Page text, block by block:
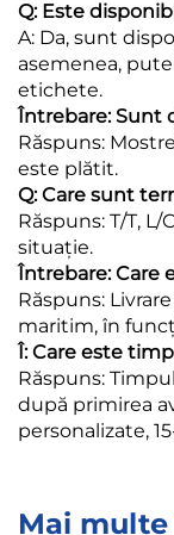
Q: Este
A: Da, sunt
asemenea,
etichete.
Întrebare: Sunt
Răspuns:
este plătit.
Q: Care sunt
Răspuns: T/T, L/
situație.
Întrebare: Care
Răspuns:
maritim, în
Î: Care este
Răspuns:
după primirea
personalizate,
Mai